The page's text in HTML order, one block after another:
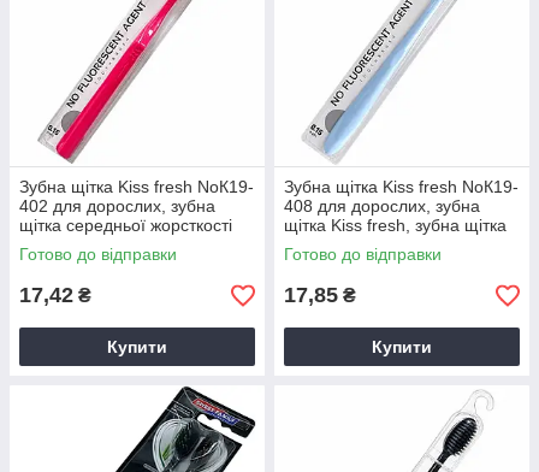
Зубна щітка Kiss fresh NoК19-
402 для дорослих, зубна
щітка середньої жорсткості
Готово до відправки
17,42 ₴
Купити
Зубна щітка Kiss fresh NoК19-
408 для дорослих, зубна
щітка Kiss fresh, зубна щітка
для дорослих
Готово до відправки
17,85 ₴
Купити